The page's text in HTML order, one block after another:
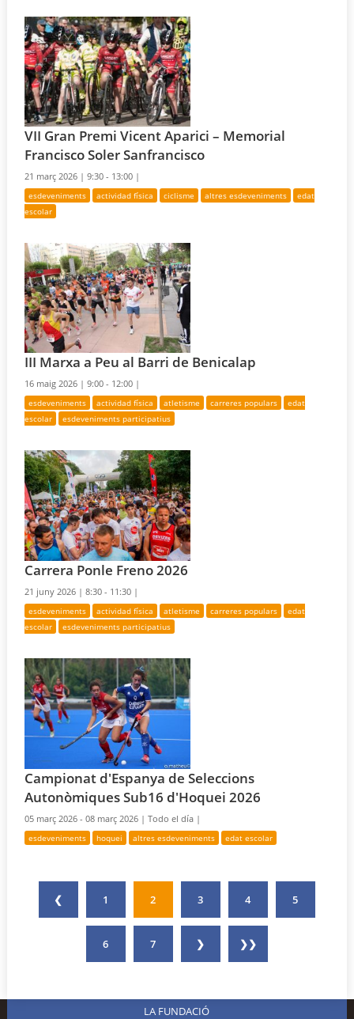
VII Gran Premi Vicent Aparici – Memorial
Francisco Soler Sanfrancisco
21 març 2026 |9:30 - 13:00 |
esdeveniments actividad física ciclisme altres esdeveniments
edat
escolar
III Marxa a Peu al Barri de Benicalap
16 maig 2026 |9:00 - 12:00 |
esdeveniments actividad física atletisme carreres populars
edat
escolar
esdeveniments participatius
Carrera Ponle Freno 2026
21 juny 2026 |8:30 - 11:30 |
esdeveniments actividad física atletisme carreres populars
edat
escolar
esdeveniments participatius
Campionat d'Espanya de Seleccions
Autonòmiques Sub16 d'Hoquei 2026
05 març 2026 - 08 març 2026 |Todo el día |
esdeveniments hoquei altres esdeveniments edat escolar
❮ 1 2 3 4 5
6 7 ❯ ❯❯
LA FUNDACIÓ